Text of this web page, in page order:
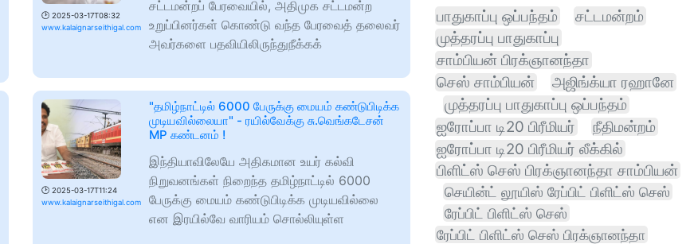
🕑 2025-03-17T08:32
www.kalaignarseithigal.com
சட்டமன்றப் பேரவையில், அதிமுக சட்டமன்ற
உறுப்பினர்கள் கொண்டு வந்த பேரவைத் தலைவர்
அவர்களை பதவியிலிருந்துநீக்கக்
🕑 2025-03-17T11:24
www.kalaignarseithigal.com
"தமிழ்நாட்டில் 6000 பேருக்கு மையம் கண்டுபிடிக்க
முடியவில்லையா" - ரயில்வேக்கு சு.வெங்கடேசன்
MP கண்டனம் !
இந்தியாவிலேயே அதிகமான உயர் கல்வி
நிறுவனங்கள் நிறைந்த தமிழ்நாட்டில் 6000
பேருக்கு மையம் கண்டுபிடிக்க முடியவில்லை
என இரயில்வே வாரியம் சொல்லியுள்ள
பாதுகாப்பு ஒப்பந்தம் சட்டமன்றம்
முத்தரப்பு பாதுகாப்பு
சாம்பியன் பிரக்ஞானந்தா
செஸ் சாம்பியன்
அஜிங்க்யா ரஹானே
முத்தரப்பு பாதுகாப்பு ஒப்பந்தம்
ஐரோப்பா டி20 பிரீமியர்
நீதிமன்றம்
ஐரோப்பா டி20 பிரீமியர் லீக்கில்
பிளிட்ஸ் செஸ் பிரக்ஞானந்தா சாம்பியன்
செயின்ட் லூயிஸ் ரேப்பிட் பிளிட்ஸ் செஸ்
ரேப்பிட் பிளிட்ஸ் செஸ்
ரேப்பிட் பிளிட்ஸ் செஸ் பிரக்ஞானந்தா